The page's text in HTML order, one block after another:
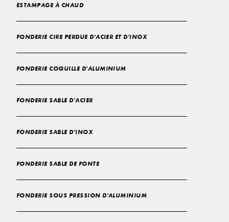
ESTAMPAGE À CHAUD
FONDERIE CIRE PERDUE D'ACIER ET D'INOX
FONDERIE COQUILLE D'ALUMINIUM
FONDERIE SABLE D'ACIER
FONDERIE SABLE D'INOX
FONDERIE SABLE DE FONTE
FONDERIE SOUS PRESSION D'ALUMINIUM